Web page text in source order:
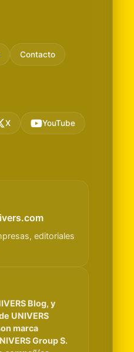
Contacto
X YouTube
editoriales
Blog, y
UNIVERS
marca
Group S.